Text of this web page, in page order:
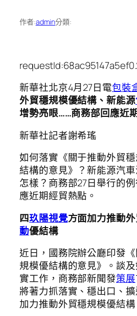
作者:admin分類:
新華社北京4月27日電包裝
外貿穩規模優結構、新能源
增勢亮眼……商務部回應近
新華社記者謝希瑤
如何落實《關于推動外貿
結構的意見》？新能源汽
怎樣？商務部27日舉行的
應近期經貿熱點。
四玖陽視覺方面加力推動
動優結構
近日，國務院辦公廳印發
規模優結構的意見》。談
實工作，商務部新聞發策展
將著力抓落實、穩出口、擴
加力推動外貿穩規模優結構